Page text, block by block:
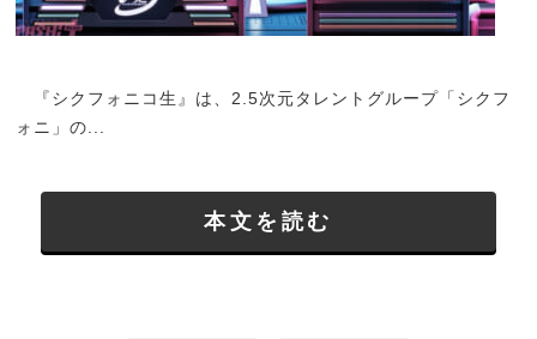
『シクフォニコ生』は、2.5次元タレントグループ「シクフ
ォニ」の...
本文を読む